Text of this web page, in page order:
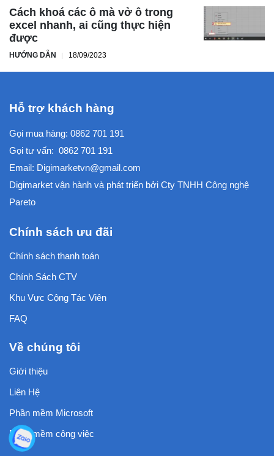
Cách khoá các ô mà vở ô trong
excel nhanh, ai cũng thực hiện
được
HƯỚNG DẪN 18/09/2023
Hỗ trợ khách hàng
Gọi mua hàng: 0862 701 191
Gọi tư vấn: 0862 701 191
Email: Digimarketvn@gmail.com
Digimarket vận hành và phát triển bởi Cty TNHH Công nghệ
Pareto
Chính sách ưu đãi
Chính sách thanh toán
Chính Sách CTV
Khu Vực Cộng Tác Viên
FAQ
Về chúng tôi
Giới thiệu
Liên Hệ
Phần mềm Microsoft
Phần mềm công việc